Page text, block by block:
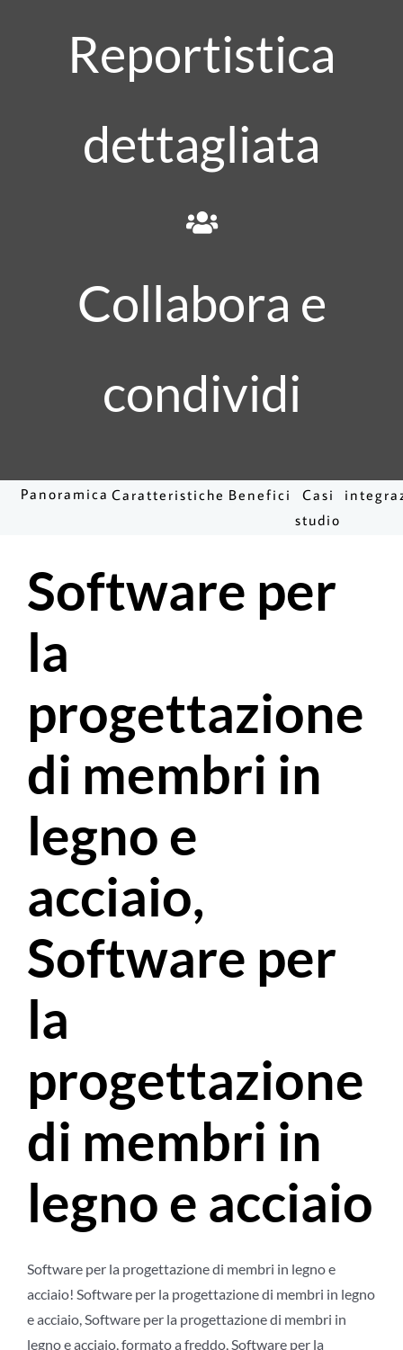
Reportistica
dettagliata
Collabora e
condividi
Panoramica Caratteristiche Benefici
Casi
studio
Software per
la
progettazione
di membri in
legno e
acciaio,
Software per
la
progettazione
di membri in
legno e acciaio
Software per la progettazione di membri in legno e
acciaio! Software per la progettazione di membri in legno
e acciaio, Software per la progettazione di membri in
legno e acciaio, formato a freddo, Software per la